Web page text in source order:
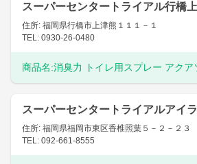
スーパーセンタートライアル行橋
住所: 福岡県行橋市上津熊１１１－１
TEL: 0930-26-0480
商品名:消臭力 トイレ用スプレー アクア
スーパーセンタートライアルアイ
住所: 福岡県福岡市東区香椎照葉５－２－２３
TEL: 092-661-8555